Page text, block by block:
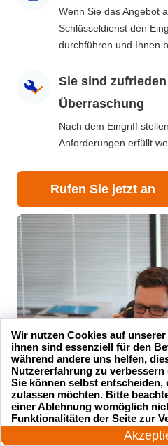
Wenn Sie das Angebot
Schlüsseldienst den
durchführen und Ihnen
Sie sind
Überraschung
Nach dem Eingriff
Anforderungen erfüllt
Rufen Sie jetzt an
24 Stunden am Tag
Wir nutzen Cookies auf
ihnen sind essenziell für den
während andere uns helfen,
Nutzererfahrung zu verbessern
Sie können selbst entscheiden,
zulassen möchten. Bitte
einer Ablehnung womöglich
Funktionalitäten der Seite zur